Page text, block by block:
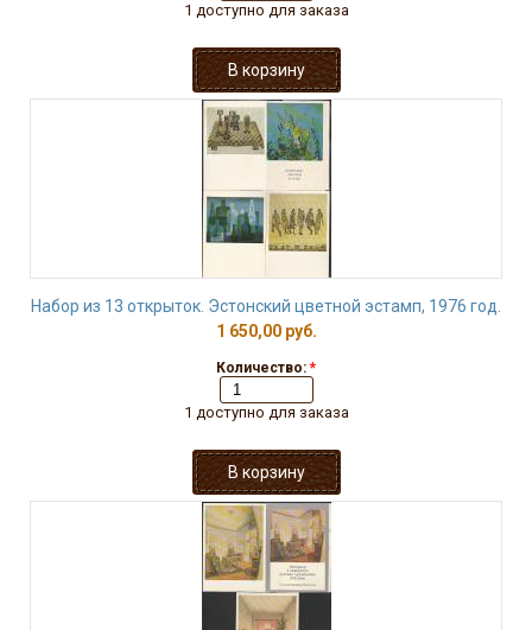
1 доступно для заказа
Набор из 13 открыток. Эстонский цветной эстамп, 1976 год.
1 650,00 руб.
Количество: *
1 доступно для заказа